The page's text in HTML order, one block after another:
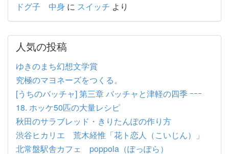
ドグ子 中身 に スイッチ より
人気の投稿
ゆきのまち幻想文学賞
究極のマヨネーズをつくる。
[うちのバッチャ] 第三章 バッチャと津軽の四季 ｰｰｰ
18. ホッケ50匹の大量レシピ
秋田のサラブレッド・きりたんぽの作り方
渋谷ヒカリエ 荒木経惟「花ト恋人（こいじん）」
北常盤駅舎カフェ poppola（ぽっぽら）